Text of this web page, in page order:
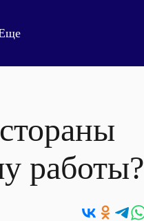
работы?